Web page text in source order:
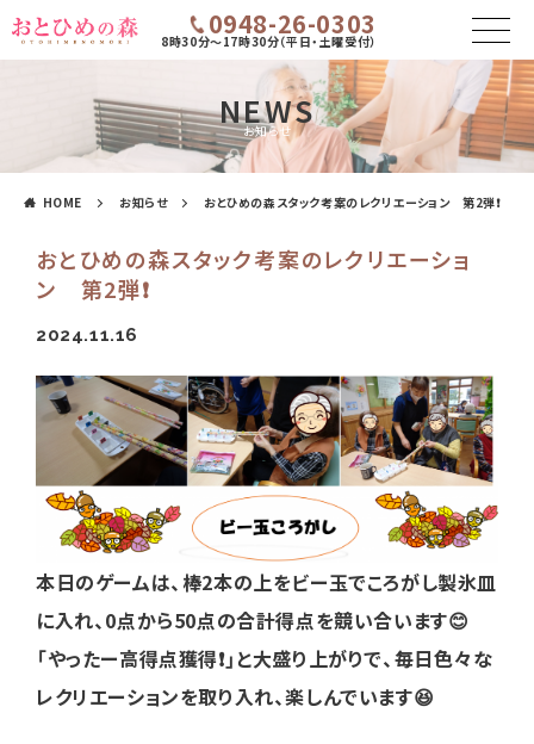
0948-26-0303
8時30分～17時30分（平日・土曜受付）
NEWS
お知らせ
HOME お知らせ おとひめの森スタック考案のレクリエーション 第2弾❗
おとひめの森スタック考案のレクリエーショ
ン 第2弾❗
2024.11.16
本日のゲームは、棒2本の上をビー玉でころがし製氷皿
に入れ、0点から50点の合計得点を競い合います😊
「やったー高得点獲得❗」と大盛り上がりで、毎日色々な
レクリエーションを取り入れ、楽しんでいます😆